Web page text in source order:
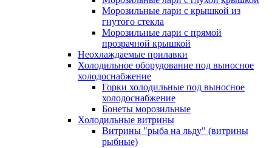
Морозильные лари с крышкой из
гнутого стекла
Морозильные лари с прямой
прозрачной крышкой
Неохлаждаемые прилавки
Холодильное оборудование под выносное
холодоснабжение
Горки холодильные под выносное
холодоснабжение
Бонеты морозильные
Холодильные витрины
Витрины "рыба на льду" (витрины
рыбные)